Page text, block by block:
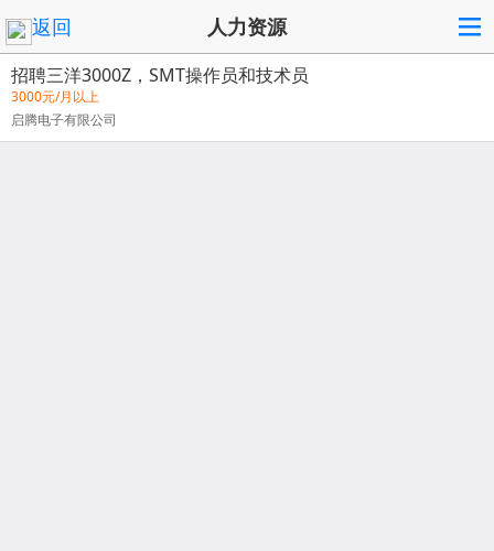
返回 人力资源
招聘三洋3000Z，SMT操作员和技术员
3000元/月以上
启腾电子有限公司